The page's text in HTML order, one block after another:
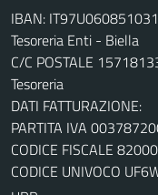
IBAN:
Tesoreria Enti - Biella
C/C POSTALE
Tesoreria
DATI FATTURAZIONE:
PARTITA IVA
CODICE FISCALE
CODICE UNIVOCO